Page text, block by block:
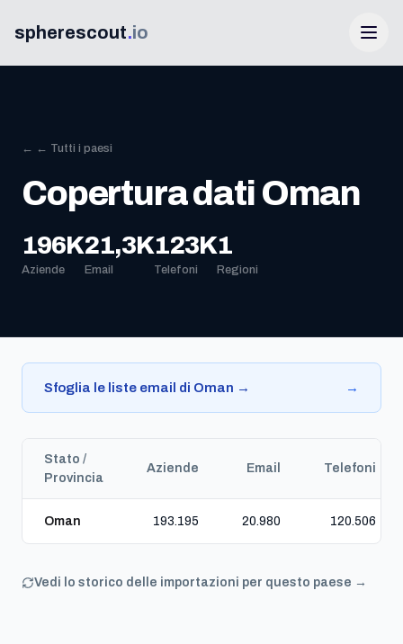
spherescout.io
Accedi
← ← Tutti i paesi
Copertura dati Oman
196K
Aziende
21,3K
Email
123K
Telefoni
1
Regioni
Sfoglia le liste email di Oman → →
Stato /
Provincia
Aziende Email Telefoni
Oman 193.195 20.980 120.506
Vedi lo storico delle importazioni per questo paese →